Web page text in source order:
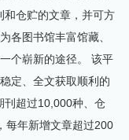
和仓贮的文章，并可方
各图书馆丰富馆藏、
个崭新的途径。 该平
定、全文获取顺利的
刊超过10,000种、仓
每年新增文章超过200